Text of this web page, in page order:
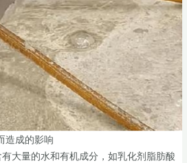
造成的影响
大量的水和有机成分，如乳化剂脂肪酸